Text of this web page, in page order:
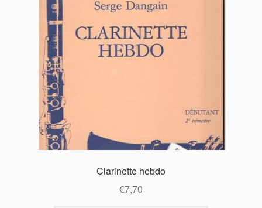
Clarinette hebdo
€7,70